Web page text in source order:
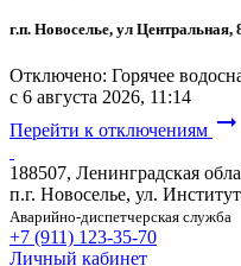
г.п. Новоселье, ул Центральная,
Отключено: Горячее
c 6 августа 2026, 11:14
Перейти к отключениям arrow_right_alt
188507, Ленинградская
п.г. Новоселье, ул.
Аварийно-диспетчерская служба
+7 (911) 123-35-70
Личный кабинет